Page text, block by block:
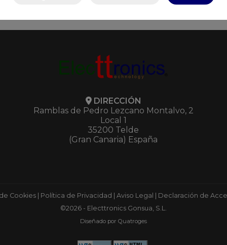
DIRECCIÓN
Ramblas de Pedro Lezcano Montalvo, 2
Local 1
35200 Telde
(Gran Canaria) España
Cookies| Política de Privacidad Aviso Legal
Declaración de
©2026 - Electtronics Gonsua, S.L.
Diseñado por Quatroges